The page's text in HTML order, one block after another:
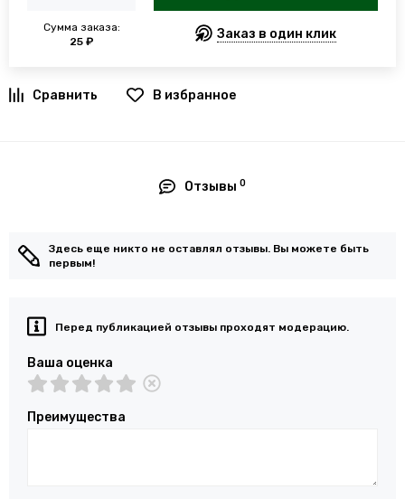
Сумма заказа:
25 ₽
Заказ в один клик
В избранное
Отзывы0
Здесь еще никто не оставлял отзывы. Вы можете быть
первым!
Перед публикацией отзывы проходят модерацию.
Ваша оценка
Преимущества